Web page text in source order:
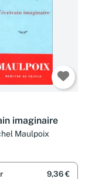
imaginaire
Maulpoix
9,36 €